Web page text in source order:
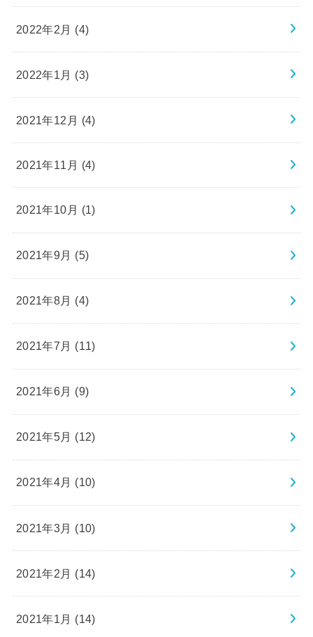
2022年2月 (4)
2022年1月 (3)
2021年12月 (4)
2021年11月 (4)
2021年10月 (1)
2021年9月 (5)
2021年8月 (4)
2021年7月 (11)
2021年6月 (9)
2021年5月 (12)
2021年4月 (10)
2021年3月 (10)
2021年2月 (14)
2021年1月 (14)